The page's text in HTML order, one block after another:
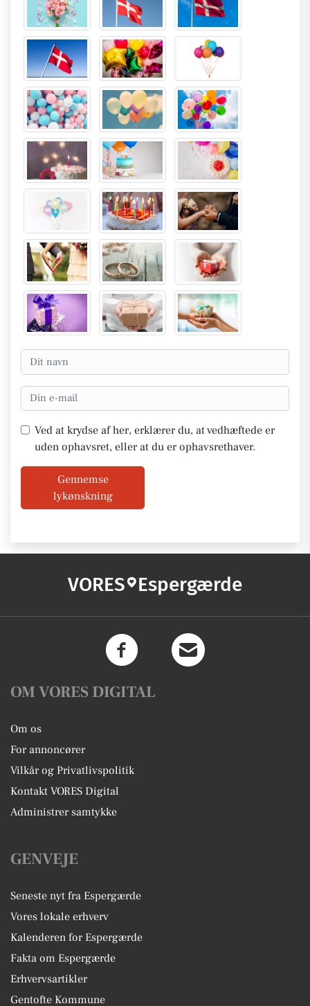
Ved at krydse af her, erklærer du, at vedhæftede er
uden ophavsret, eller at du er ophavsrethaver.
Gennemse
lykønskning
VORES Espergærde
OM VORES DIGITAL
Om os
For annoncører
Vilkår og Privatlivspolitik
Kontakt VORES Digital
Administrer samtykke
GENVEJE
Seneste nyt fra Espergærde
Vores lokale erhverv
Kalenderen for Espergærde
Fakta om Espergærde
Erhvervsartikler
Gentofte Kommune